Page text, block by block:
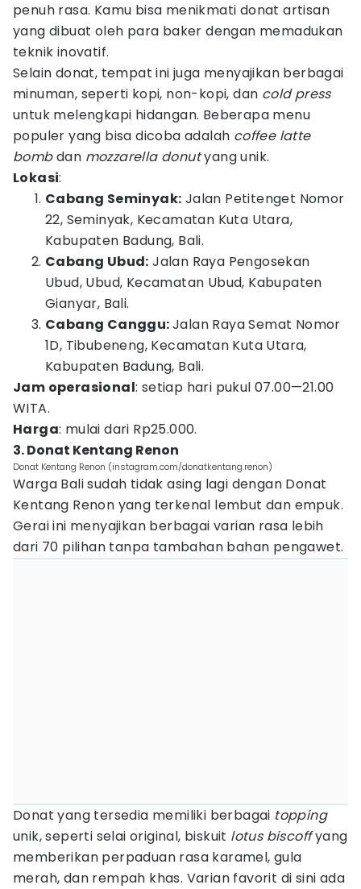
penuh rasa. Kamu bisa menikmati donat artisan
yang dibuat oleh para baker dengan memadukan
teknik inovatif.
Selain donat, tempat ini juga menyajikan berbagai
minuman, seperti kopi, non-kopi, dan cold press
untuk melengkapi hidangan. Beberapa menu
populer yang bisa dicoba adalah coffee latte
bombdan mozzarella donutyang unik.
Lokasi:
Cabang Seminyak: Jalan Petitenget Nomor
22, Seminyak, Kecamatan Kuta Utara,
Kabupaten Badung, Bali.
Cabang Ubud: Jalan Raya Pengosekan
Ubud, Ubud, Kecamatan Ubud, Kabupaten
Gianyar, Bali.
Cabang Canggu:Jalan Raya Semat Nomor
1D, Tibubeneng, Kecamatan Kuta Utara,
Kabupaten Badung, Bali.
Jam operasional: setiap hari pukul 07.00—21.00
WITA.
Harga: mulai dari Rp25.000.
3. Donat Kentang Renon
Donat Kentang Renon (instagram.com/donatkentang.renon)
Warga Bali sudah tidak asing lagi dengan Donat
Kentang Renon yang terkenal lembut dan empuk.
Gerai ini menyajikan berbagai varian rasa lebih
dari 70 pilihan tanpa tambahan bahan pengawet.
Donat yang tersedia memiliki berbagai topping
unik, seperti selai original, biskuit lotus biscoffyang
memberikan perpaduan rasa karamel, gula
merah, dan rempah khas. Varian favorit di sini ada